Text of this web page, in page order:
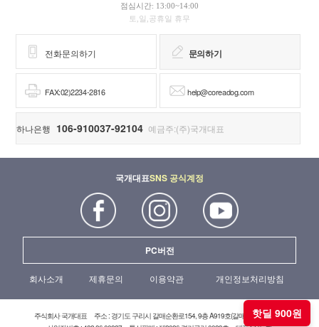
점심시간: 13:00~14:00
토,일,공휴일 휴무
전화문의하기 문의하기
FAX:02)2234-2816 help@coreadog.com
하나은행 106-910037-92104 예금주:(주)국개대표
국개대표SNS 공식계정
PC버전
회사소개 제휴문의 이용약관 개인정보처리방침
주식회사 국개대표
주소 : 경기도 구리시 갈매순환로154, 9층 A919호(갈매현대테라타워)
핫딜 900원